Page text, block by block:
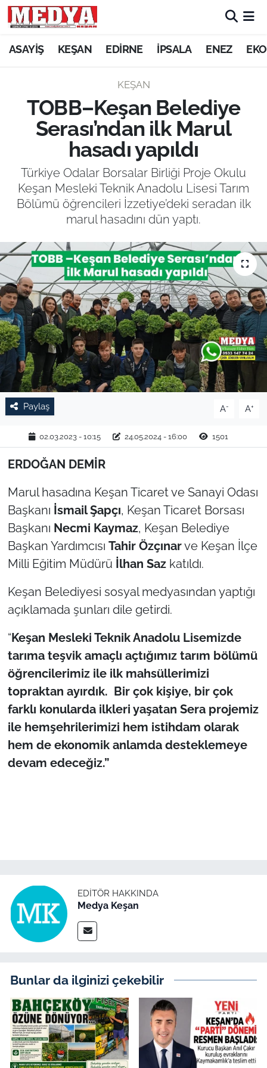
ASAYİŞ KEŞAN EDİRNE İPSALA ENEZ
KEŞAN
TOBB–Keşan Belediye
Serası’ndan ilk Marul
hasadı yapıldı
Türkiye Odalar Borsalar Birliği Proje Okulu
Keşan Mesleki Teknik Anadolu Lisesi Tarım
Bölümü öğrencileri İzzetiye’deki seradan ilk
marul hasadını dün yaptı.
Paylaş A- A+
02.03.2023 - 10:15 24.05.2024 - 16:00 1501
ERDOĞAN DEMİR
Marul hasadına Keşan Ticaret ve Sanayi Odası
Başkanı İsmail Şapçı, Keşan Ticaret Borsası
Başkanı Necmi Kaymaz, Keşan Belediye
Başkan Yardımcısı Tahir Özçınarve Keşan İlçe
Milli Eğitim Müdürü İlhan Saz katıldı.
Keşan Belediyesi sosyal medyasından yaptığı
açıklamada şunları dile getirdi.
“Keşan Mesleki Teknik Anadolu Lisemizde
tarıma teşvik amaçlı açtığımız tarım bölümü
öğrencilerimiz ile ilk mahsüllerimizi
topraktan ayırdık. Bir çok kişiye, bir çok
farklı konularda ilkleri yaşatan Sera projemiz
ile hemşehrilerimizi hem istihdam olarak
hem de ekonomik anlamda desteklemeye
devam edeceğiz.”
EDITÖR HAKKINDA
Medya Keşan
Bunlar da ilginizi çekebilir
KEŞAN
ASAYİŞ
SİYASET
GÜNDEM
EKONOMİ
EĞİTİM
TARIM VE HAYVANCILIK
KÜLTÜR SANAT
RESMİ İLAN
SPOR
YAŞAM
EDİRNE
TEKİRDAĞ
KIRKLARELİ
ÇANAKKALE
TÜRKİYE
Bölge
Genel
Politika
Flaş Haber
Dış Haberler
Canlı Maç
Finans
Gündem-Eğitim